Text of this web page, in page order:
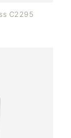
C2295